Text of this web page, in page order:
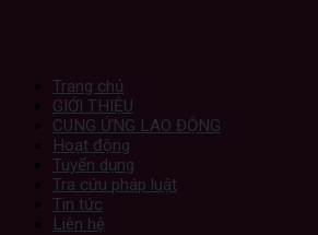
Trang chủ
GIỚI THIỆU
CUNG ỨNG LAO ĐỘNG
Hoạt động
Tuyển dụng
Tra cứu pháp luật
Tin tức
Liên hệ